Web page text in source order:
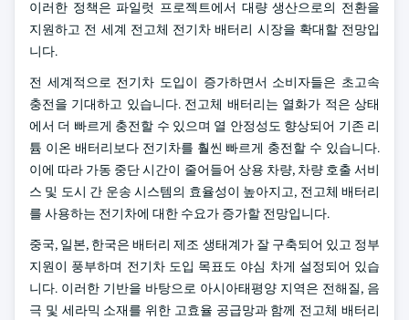
이러한 정책은 파일럿 프로젝트에서 대량 생산으로의 전환을
지원하고 전 세계 전고체 전기차 배터리 시장을 확대할 전망입
니다.
전 세계적으로 전기차 도입이 증가하면서 소비자들은 초고속
충전을 기대하고 있습니다. 전고체 배터리는 열화가 적은 상태
에서 더 빠르게 충전할 수 있으며 열 안정성도 향상되어 기존 리
튬 이온 배터리보다 전기차를 훨씬 빠르게 충전할 수 있습니다.
이에 따라 가동 중단 시간이 줄어들어 상용 차량, 차량 호출 서비
스 및 도시 간 운송 시스템의 효율성이 높아지고, 전고체 배터리
를 사용하는 전기차에 대한 수요가 증가할 전망입니다.
중국, 일본, 한국은 배터리 제조 생태계가 잘 구축되어 있고 정부
지원이 풍부하며 전기차 도입 목표도 야심 차게 설정되어 있습
니다. 이러한 기반을 바탕으로 아시아태평양 지역은 전해질, 음
극 및 세라믹 소재를 위한 고효율 공급망과 함께 전고체 배터리